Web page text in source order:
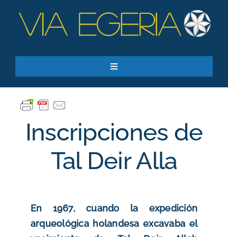
content
Toggle
Recursos
Quiero apoyar
SEARCH
Suscríbase a nuestro boletín
Inscripciones de
Tal Deir Alla
En 1967, cuando la expedición
arqueológica holandesa excavaba el